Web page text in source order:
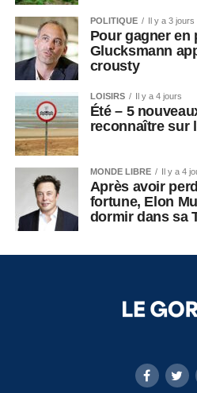
POLITIQUE Il y a 3 jours
Pour gagner en
Glucksmann
crousty
LOISIRS Il y a 4 jours
Été – 5
reconnaître sur
MONDE LIBRE Il y a 4
Après avoir
fortune, Elon
dormir dans sa